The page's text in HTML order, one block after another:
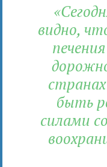
видно,
быть
силами